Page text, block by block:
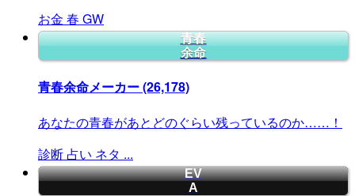
お金 春 GW
青春
余命
青春余命メーカー(26,178)
あなたの青春があとどのぐらい残っているのか……！
診断 占い ネタ ...
EV
A